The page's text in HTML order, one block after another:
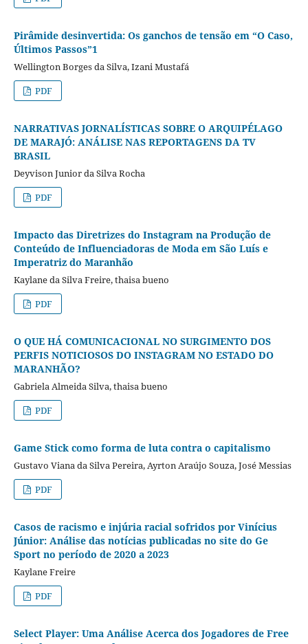
Pirâmide desinvertida: Os ganchos de tensão em “O Caso,
Últimos Passos”1
Wellington Borges da Silva, Izani Mustafá
PDF
NARRATIVAS JORNALÍSTICAS SOBRE O ARQUIPÉLAGO
DE MARAJÓ: ANÁLISE NAS REPORTAGENS DA TV
BRASIL
Deyvison Junior da Silva Rocha
PDF
Impacto das Diretrizes do Instagram na Produção de
Conteúdo de Influenciadoras de Moda em São Luís e
Imperatriz do Maranhão
Kaylane da Silva Freire, thaisa bueno
PDF
O QUE HÁ COMUNICACIONAL NO SURGIMENTO DOS
PERFIS NOTICIOSOS DO INSTAGRAM NO ESTADO DO
MARANHÃO?
Gabriela Almeida Silva, thaisa bueno
PDF
Game Stick como forma de luta contra o capitalismo
Gustavo Viana da Silva Pereira, Ayrton Araújo Souza, José Messias
PDF
Casos de racismo e injúria racial sofridos por Vinícius
Júnior: Análise das notícias publicadas no site do Ge
Sport no período de 2020 a 2023
Kaylane Freire
PDF
Select Player: Uma Análise Acerca dos Jogadores de Free